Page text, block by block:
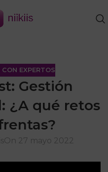
EXPERTOS
Gestión
¿A qué retos
On 27 mayo 2022